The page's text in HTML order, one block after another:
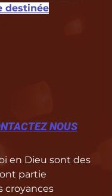
destinée
NOUS
en Dieu sont des
partie
croyances